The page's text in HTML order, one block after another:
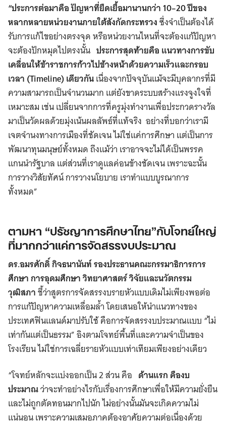
“ประการต่อมาคือ ปัญหาที่ยืดเยื้อมานานกว่า 10–20 ปีของ
หลากหลายหน่วยงานภายใต้สังกัดกระทรวงซึ่งจำเป็นต้องได้
รับการแก้ไขอย่างตรงจุด หรือหน่วยงานไหนที่จะต้องแก้ปัญหา
จะต้องปักหมุดไปตรงนั้น ประการสุดท้ายคือ แนวทางการขับ
เคลื่อนให้ข้าราชการก้าวไปข้างหน้าด้วยความเร็วและกรอบ
เวลา (Timeline) เดียวกันเนื่องจากปัจจุบันแม้จะมีบุคลากรที่มี
ความสามารถเป็นจำนวนมาก แต่ยังขาดระบบสร้างแรงจูงใจที่
เหมาะสม เช่น เปลี่ยนจากการที่ครูมุ่งทำงานเพื่อประกวดรางวัล
มาเป็นวัดผลด้วยมุ่งเน้นผลลัพธ์ที่แท้จริง อย่างที่บอกว่าเรามี
เจตจำนงทางการเมืองที่ชัดเจน ไม่ใช่แค่การศึกษา แต่เป็นการ
พัฒนาทุนมนุษย์ทั้งหมด ถึงแม้ว่า เราอาจจะไม่ได้เป็นพรรค
แกนนำรัฐบาล แต่ส่วนที่เราดูแลค่อนข้างชัดเจน เพราะฉะนั้น
การวางวิสัยทัศน์ การวางนโยบาย เราทำแบบบูรณาการ
ทั้งหมด”
ตามหา “ปรัชญาการศึกษาไทย”กับโจทย์ใหญ่
ที่มากกว่าแค่การจัดสรรงบประมาณ
ดร.อมรศักดิ์ กิจธนานันท์ รองประธานคณะกรรมาธิการการ
ศึกษา การอุดมศึกษา วิทยาศาสตร์ วิจัยและนวัตกรรม
วุฒิสภาชี้ว่าสูตรการจัดสรรงบรายหัวแบบเดิมไม่เพียงพอต่อ
การแก้ปัญหาความเหลื่อมล้ำ โดยเสนอให้นำแนวทางของ
ประเทศฟินแลนด์มาปรับใช้ คือการจัดสรรงบประมาณแบบ “ไม่
เท่ากันแต่เป็นธรรม” อิงตามโจทย์พื้นที่และความจำเป็นของ
โรงเรียน ไม่ใช่การเฉลี่ยรายหัวแบบเท่าเทียมเพียงอย่างเดียว
“โจทย์หลักจะแบ่งออกเป็น 2 ส่วน คือ ด้านแรก คืองบ
ประมาณว่าจะทำอย่างไรกับเรื่องการศึกษาเพื่อให้มีความยั่งยืน
และไม่ถูกตัดทอนมากไปนัก ไม่อย่างนั้นมันจะเกิดความไม่
แน่นอน เพราะความเสมอภาคต้องอาศัยความต่อเนื่องด้วย